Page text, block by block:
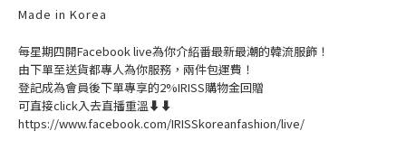
Made in Korea
每星期四開Facebook live為你介紹番最新最潮的韓流服飾！
由下單至送貨都專人為你服務，兩件包運費！
登記成為會員後下單專享的2%IRISS購物金回贈
可直接click入去直播重溫⬇⬇
https://www.facebook.com/IRISSkoreanfashion/live/